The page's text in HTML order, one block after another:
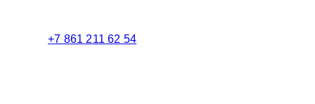
+7 861 211 62 54